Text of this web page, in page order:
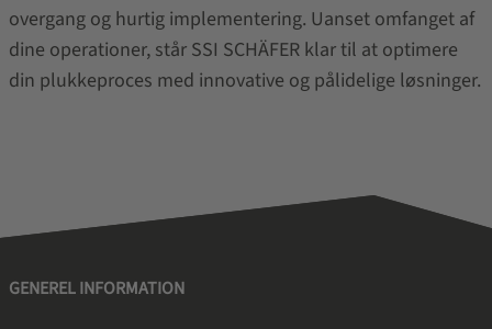
overgang og hurtig implementering. Uanset omfanget af
dine operationer, står SSI SCHÄFER klar til at optimere
din plukkeproces med innovative og pålidelige løsninger.
GENEREL INFORMATION